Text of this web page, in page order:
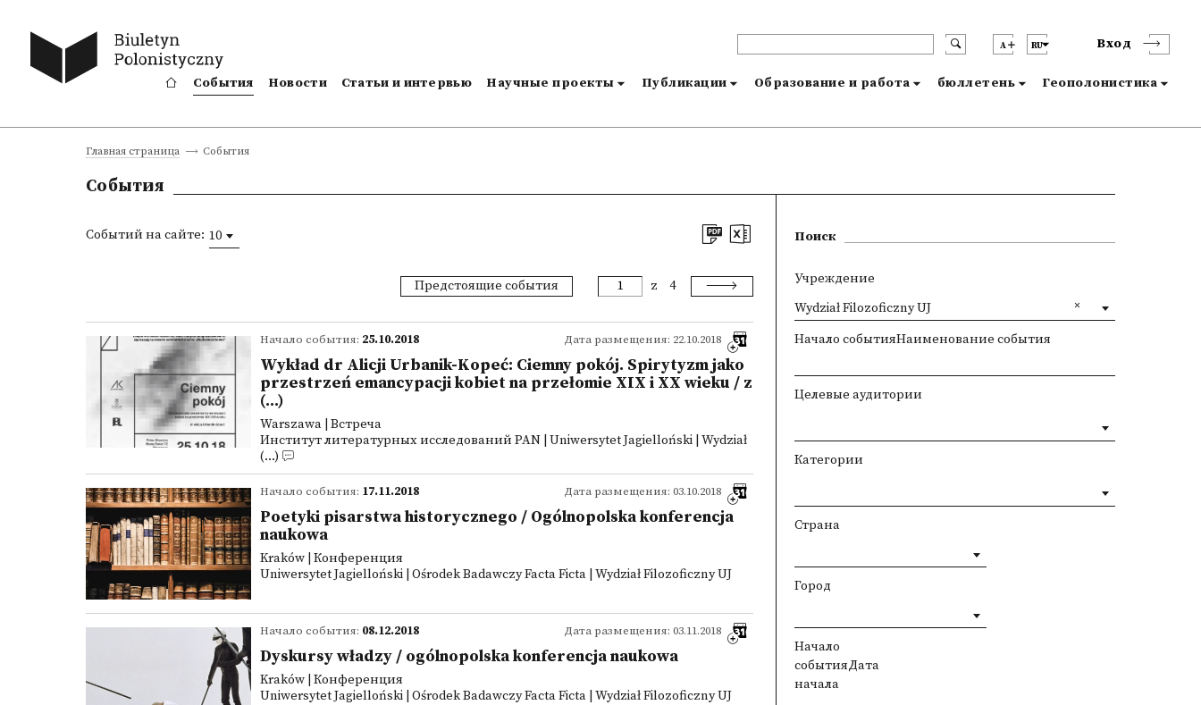
A RU Вход
События Новости Статьи и интервью Научные проекты Публикации Образование и работа бюллетень Геополонистика
Главная страница События
События
Событий на сайте: 10
Предстоящие события z 4
Дата размещения: 22.10.2018
Начало события: 25.10.2018
Wykład dr Alicji Urbanik-Kopeć: Ciemny pokój. Spirytyzm jako
przestrzeń emancypacji kobiet na przełomie XIX i XX wieku / z
(...)
Warszawa | Встреча
Институт литературных исследований PAN | Uniwersytet Jagielloński | Wydział
(...)
Дата размещения: 03.10.2018
Начало события: 17.11.2018
Poetyki pisarstwa historycznego / Ogólnopolska konferencja
naukowa
Kraków | Конференция
Uniwersytet Jagielloński | Ośrodek Badawczy Facta Ficta | Wydział Filozoficzny UJ
Дата размещения: 03.11.2018
Начало события: 08.12.2018
Dyskursy władzy / ogólnopolska konferencja naukowa
Kraków | Конференция
Uniwersytet Jagielloński | Ośrodek Badawczy Facta Ficta | Wydział Filozoficzny UJ
Поиск
Учреждение
Wydział Filozoficzny UJ
Начало событияНаименование события
Целевые аудитории
Категории
Страна
Город
Начало
событияДата
начала